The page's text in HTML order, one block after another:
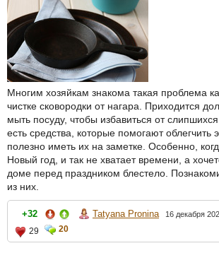
Многим хозяйкам знакома такая проблема
чистке сковородки от нагара. Приходится
мыть посуду, чтобы избавиться от
есть средства, которые помогают облегчить
полезно иметь их на заметке. Особенно,
Новый год, и так не хватает времени, а
доме перед праздником блестело.
из них.
+32 Tatyana Pronina 16 декабря
29
20